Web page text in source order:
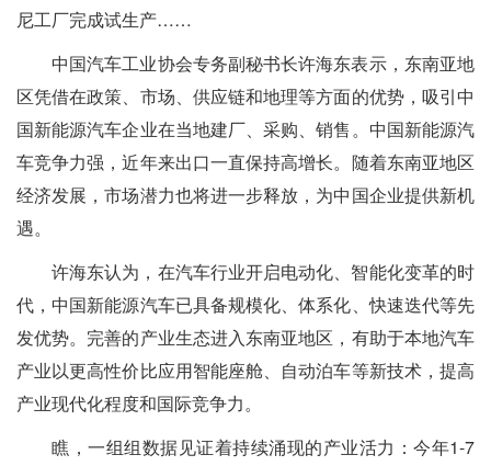
尼工厂完成试生产……
中国汽车工业协会专务副秘书长许海东表示，东南亚地
区凭借在政策、市场、供应链和地理等方面的优势，吸引中
国新能源汽车企业在当地建厂、采购、销售。中国新能源汽
车竞争力强，近年来出口一直保持高增长。随着东南亚地区
经济发展，市场潜力也将进一步释放，为中国企业提供新机
遇。
许海东认为，在汽车行业开启电动化、智能化变革的时
代，中国新能源汽车已具备规模化、体系化、快速迭代等先
发优势。完善的产业生态进入东南亚地区，有助于本地汽车
产业以更高性价比应用智能座舱、自动泊车等新技术，提高
产业现代化程度和国际竞争力。
瞧，一组组数据见证着持续涌现的产业活力：今年1-7